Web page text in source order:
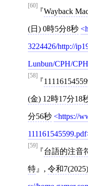
[60]
Wayback
(日) 0時5分8秒
3224426/http://
Lunbun/CPH/
[58]
(金) 12時17分18
分56秒 https://
111161545599.pdf
[59]
台語的注音
特 , 令和